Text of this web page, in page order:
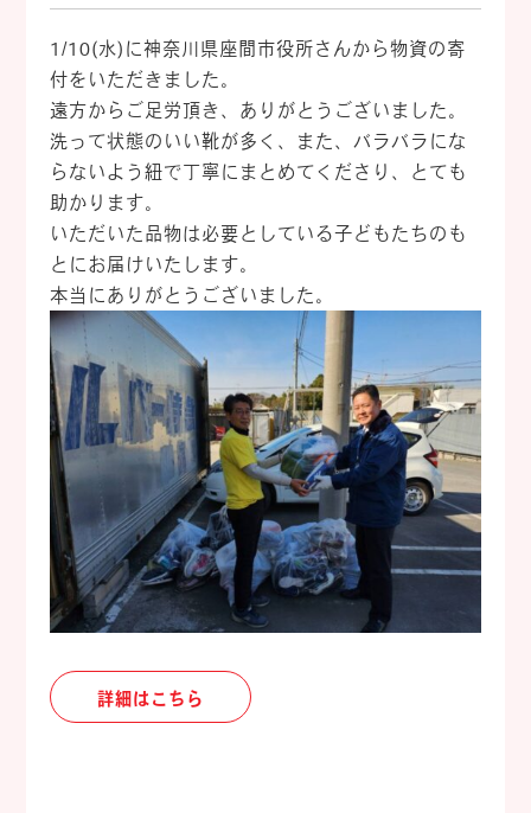
1/10(水)に神奈川県座間市役所さんから物資の寄
付をいただきました。
遠方からご足労頂き、ありがとうございました。
洗って状態のいい靴が多く、また、バラバラにな
らないよう紐で丁寧にまとめてくださり、とても
助かります。
いただいた品物は必要としている子どもたちのも
とにお届けいたします。
本当にありがとうございました。
詳細はこちら